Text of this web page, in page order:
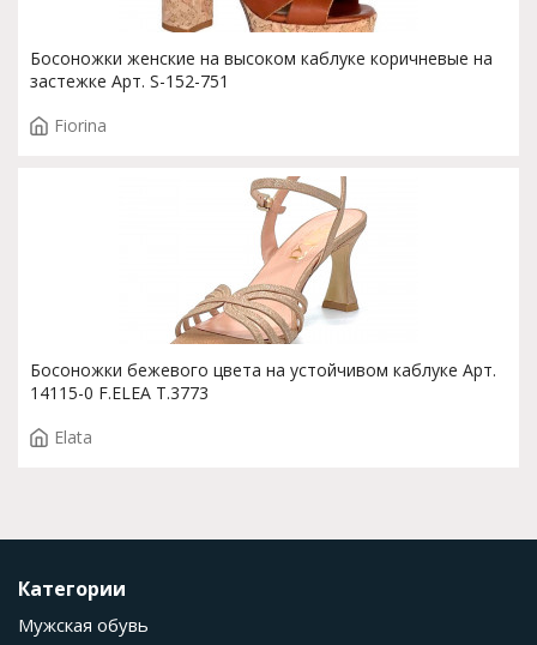
Босоножки женские на высоком каблуке коричневые на
застежке Арт. S-152-751
Fiorina
Босоножки бежевого цвета на устойчивом каблуке Арт.
14115-0 F.ELEA T.3773
Elata
Категории
Мужская обувь